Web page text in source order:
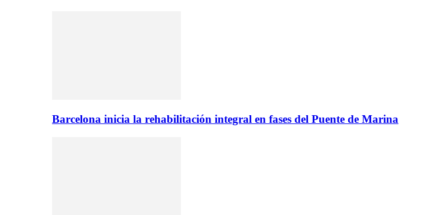
Barcelona inicia la rehabilitación integral en fases del Puente de Marina